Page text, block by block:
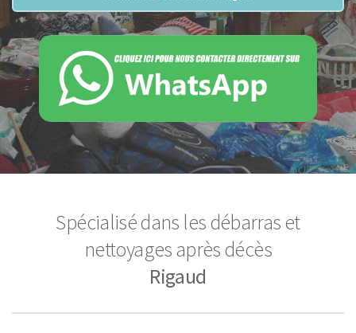
Spécialisé dans les débarras et
nettoyages après décès
Rigaud